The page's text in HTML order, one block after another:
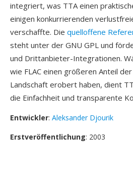
integriert, was TTA einen
einigen konkurrierenden
verschaffte. Die quelloffene
steht unter der GNU GPL und
und Drittanbieter-Integrationen.
wie FLAC einen größeren Anteil der
Landschaft erobert haben, dient
die Einfachheit und transparente
Entwickler: Aleksander Djourik
Erstveröffentlichung: 2003